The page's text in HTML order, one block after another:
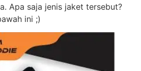
Apa saja jenis jaket tersebut?
ini ;)